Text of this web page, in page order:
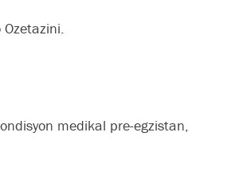
medikal pre-egzistan,